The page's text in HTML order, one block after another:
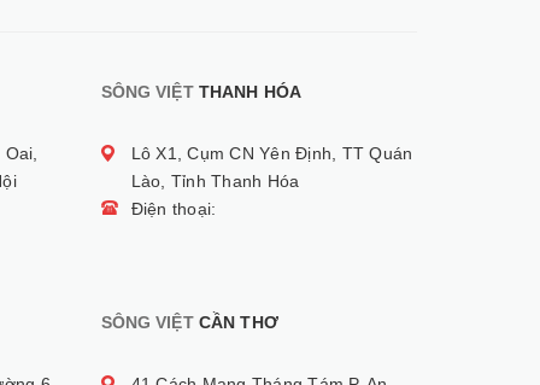
SÔNG VIỆTTHANH HÓA
Lô X1, Cụm CN Yên Định, TT Quán
Lào, Tỉnh Thanh Hóa
Điện thoại:
SÔNG VIỆTCẦN THƠ